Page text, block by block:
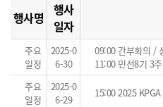
행사명
행사
일자
주요
일정
2025-0
6-30
09:00 간부회의 /
11:00 민선8기 3
주요
일정
2025-0
6-29
15:00 2025